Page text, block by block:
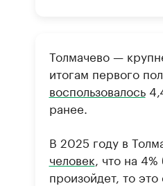
Толмачево —
итогам первого
воспользовалось
ранее.
В 2025 году в
человек , что на
произойдет, то